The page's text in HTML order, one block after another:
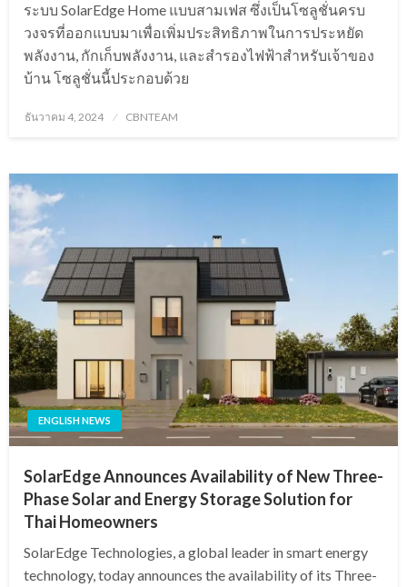
ระบบ SolarEdge Home แบบสามเฟส ซึ่งเป็นโซลูชั่นครบ
วงจรที่ออกแบบมาเพื่อเพิ่มประสิทธิภาพในการประหยัด
พลังงาน, กักเก็บพลังงาน, และสำรองไฟฟ้าสำหรับเจ้าของ
บ้าน โซลูชั่นนี้ประกอบด้วย
Posted
ธันวาคม 4, 2024 CBNTEAM
ENGLISH NEWS
SolarEdge Announces Availability of New Three-
Phase Solar and Energy Storage Solution for
Thai Homeowners
SolarEdge Technologies, a global leader in smart energy
technology, today announces the availability of its Three-